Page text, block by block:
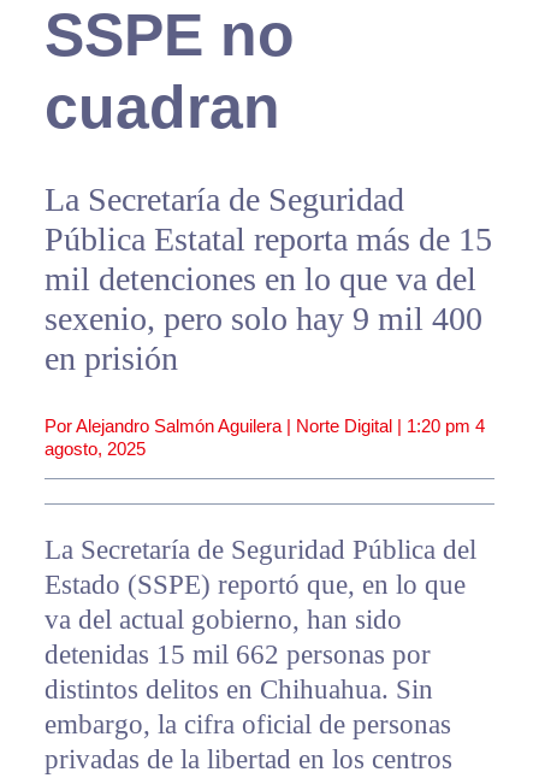
SSPE no
cuadran
La Secretaría de Seguridad
Pública Estatal reporta más de 15
mil detenciones en lo que va del
sexenio, pero solo hay 9 mil 400
en prisión
Por Alejandro Salmón Aguilera | Norte Digital | 1:20 pm 4
agosto, 2025
La Secretaría de Seguridad Pública del
Estado (SSPE) reportó que, en lo que
va del actual gobierno, han sido
detenidas 15 mil 662 personas por
distintos delitos en Chihuahua. Sin
embargo, la cifra oficial de personas
privadas de la libertad en los centros